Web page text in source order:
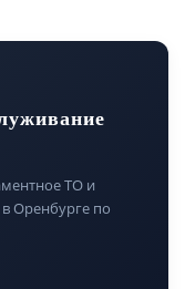
ТО и
Оренбурге по